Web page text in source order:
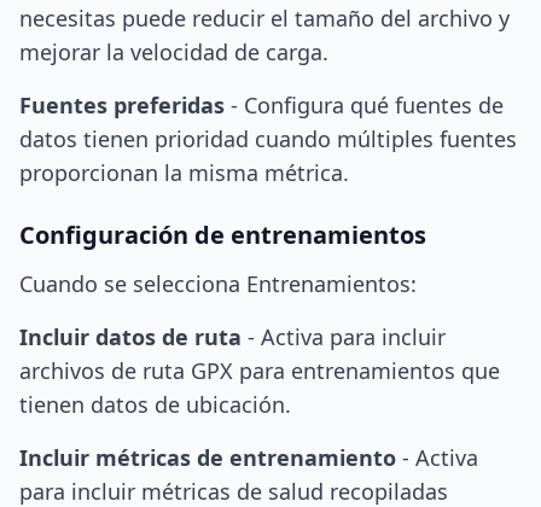
necesitas puede reducir el tamaño del archivo y
mejorar la velocidad de carga.
Fuentes preferidas - Configura qué fuentes de
datos tienen prioridad cuando múltiples fuentes
proporcionan la misma métrica.
Configuración de entrenamientos
Cuando se selecciona Entrenamientos:
Incluir datos de ruta - Activa para incluir
archivos de ruta GPX para entrenamientos que
tienen datos de ubicación.
Incluir métricas de entrenamiento - Activa
para incluir métricas de salud recopiladas